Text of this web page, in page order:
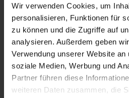
Wir verwenden Cookies, um
personalisieren, Funktionen für
zu können und die Zugriffe auf
analysieren. Außerdem geben
Verwendung unserer Website
soziale Medien, Werbung und
Partner führen diese
weiteren Daten zusammen, die
Höchst- und
Die Tabelle zeigt dieHöchst-
Pelletspreise für lose
Datum zeigt, wann der